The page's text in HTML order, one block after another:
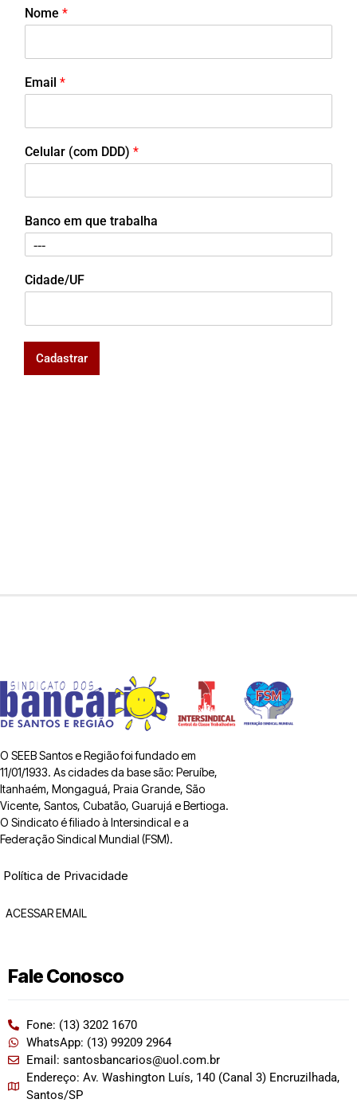
Nome *
Email *
Celular (com DDD) *
Banco em que trabalha
Cidade/UF
Cadastrar
O SEEB Santos e Região foi fundado em
11/01/1933. As cidades da base são: Peruíbe,
Itanhaém, Mongaguá, Praia Grande, São
Vicente, Santos, Cubatão, Guarujá e Bertioga.
O Sindicato é filiado à Intersindical e a
Federação Sindical Mundial (FSM).
Política de Privacidade
ACESSAR EMAIL
Fale Conosco
Fone: (13) 3202 1670
WhatsApp: (13) 99209 2964
Email: santosbancarios@uol.com.br
Endereço: Av. Washington Luís, 140 (Canal 3) Encruzilhada,
Santos/SP